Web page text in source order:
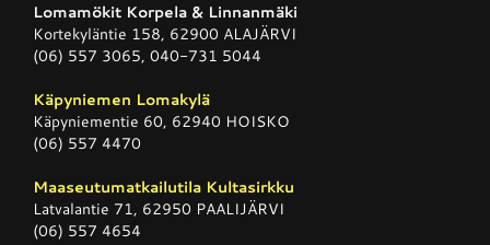
Lomamökit Korpela & Linnanmäki
Kortekyläntie 158, 62900 ALAJÄRVI
(06) 557 3065, 040-731 5044
Käpyniemen Lomakylä
Käpyniementie 60, 62940 HOISKO
(06) 557 4470
Maaseutumatkailutila Kultasirkku
Latvalantie 71, 62950 PAALIJÄRVI
(06) 557 4654